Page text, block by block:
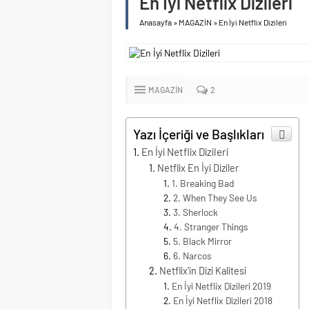
Anasayfa » MAGAZİN » En İyi Netflix Dizileri
MAGAZİN 2
Yazı İçeriği ve Başlıkları
En İyi Netflix Dizileri
Netflix En İyi Diziler
1. Breaking Bad
2. When They See Us
3. Sherlock
4. Stranger Things
5. Black Mirror
6. Narcos
Netflix’in Dizi Kalitesi
En İyi Netflix Dizileri 2019
En İyi Netflix Dizileri 2018